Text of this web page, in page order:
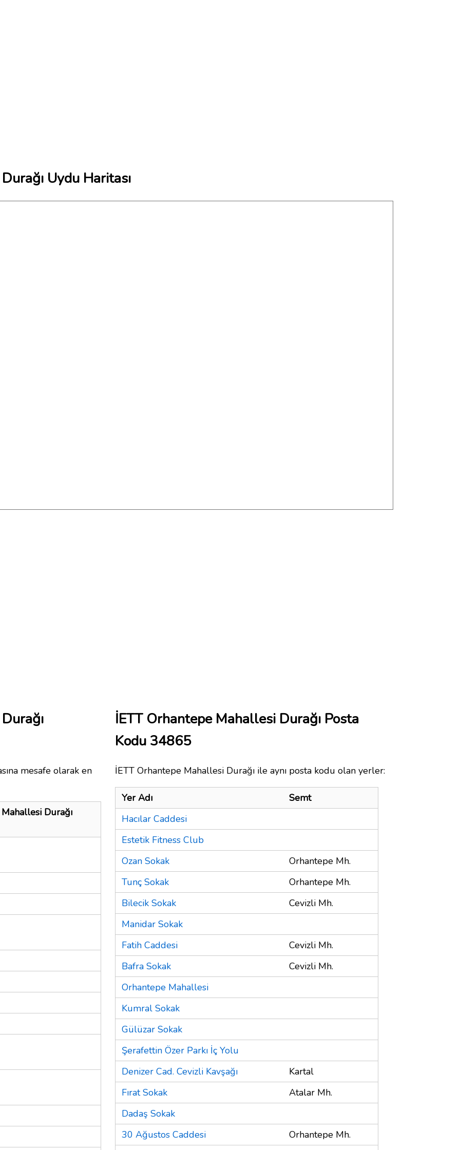
Uydu Haritası
mesafe olarak en
Durağı
İETT Orhantepe Mahallesi Durağı Posta
Kodu 34865
İETT Orhantepe Mahallesi Durağı ile aynı posta kodu olan yerler:
Yer Adı
Semt
Hacılar Caddesi
Estetik Fitness Club
Ozan Sokak
Orhantepe Mh.
Tunç Sokak
Orhantepe Mh.
Bilecik Sokak
Cevizli Mh.
Manidar Sokak
Fatih Caddesi
Cevizli Mh.
Bafra Sokak
Cevizli Mh.
Orhantepe Mahallesi
Kumral Sokak
Gülüzar Sokak
Şerafettin Özer Parkı İç Yolu
Denizer Cad. Cevizli Kavşağı
Kartal
Fırat Sokak
Atalar Mh.
Dadaş Sokak
30 Ağustos Caddesi
Orhantepe Mh.